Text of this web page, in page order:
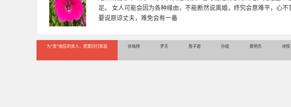
多年，对婚姻情感分析、恋爱择偶、夫妻关系，情感挽回、家庭关系等
千小时，积累了丰富的咨
为“爱”痴狂的男人，想要回归家庭 徐珞棋 罗天 詹子君 孙娅 黄明杰 诗悦